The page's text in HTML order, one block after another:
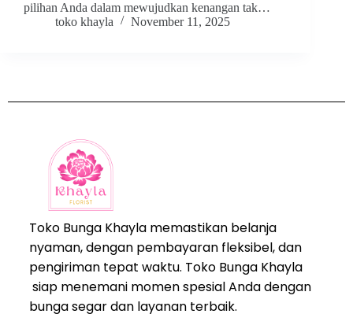
pilihan Anda dalam mewujudkan kenangan tak…
toko khayla
November 11, 2025
Toko Bunga Khayla memastikan belanja
nyaman, dengan pembayaran fleksibel, dan
pengiriman tepat waktu. Toko Bunga Khayla
siap menemani momen spesial Anda dengan
bunga segar dan layanan terbaik.